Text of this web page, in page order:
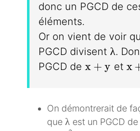
donc un PGCD de
éléments.
Or on vient de voir
PGCD divisent λ.
PGCD de x + y
x + y et x
x
On démontrerait de
que \lambda
λ est un PGCD de